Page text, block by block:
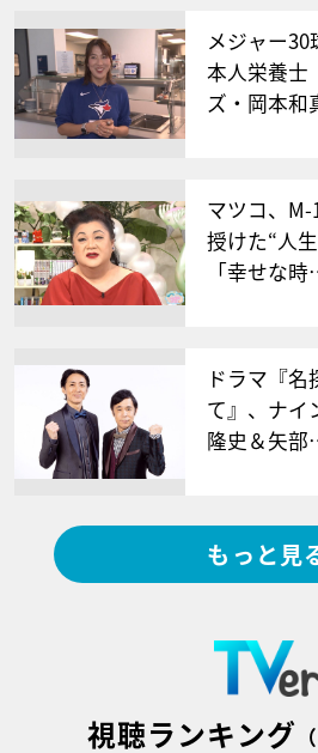
メジャー30
本人栄養
ズ・岡本
マツコ、
授けた“人
「幸せな
ドラマ『
て』、ナイ
隆史＆矢
もっと見
視聴ランキング